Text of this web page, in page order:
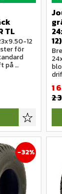
TL
12
för
på
Lägg till i
1
2
32%